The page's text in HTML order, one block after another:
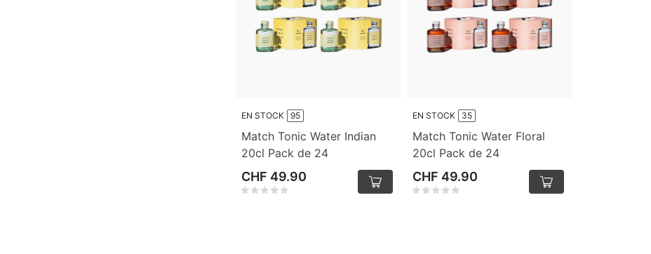
EN STOCK 95
Match Tonic Water Indian
20cl Pack de 24
CHF 49.90
EN STOCK 35
Match Tonic Water Floral
20cl Pack de 24
CHF 49.90